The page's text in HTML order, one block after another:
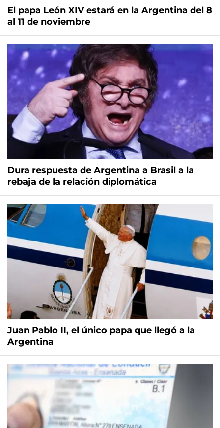
El papa León XIV estará en la Argentina del 8
al 11 de noviembre
Dura respuesta de Argentina a Brasil a la
rebaja de la relación diplomática
Juan Pablo II, el único papa que llegó a la
Argentina